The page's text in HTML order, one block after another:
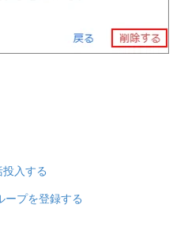
入する
ープを登録する